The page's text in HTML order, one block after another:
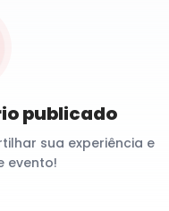
publicado
sua experiência e
evento!